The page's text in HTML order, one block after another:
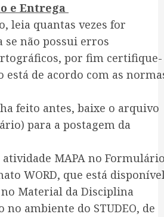
e Entrega
leia quantas vezes for
se não possui erros
por fim certifique-
está de acordo com as
feito antes, baixe o arquivo
para a postagem da
atividade MAPA no
WORD, que está
Material da Disciplina
no ambiente do STUDEO, de